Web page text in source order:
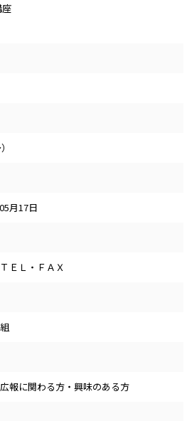
月17日
ＥＬ・ＦＡＸ
報に関わる方・興味のある方